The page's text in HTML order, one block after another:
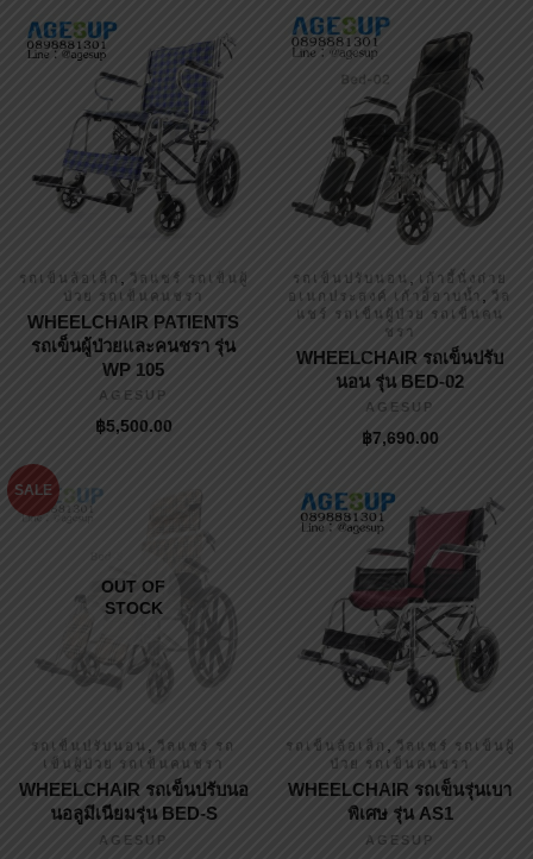
รถเข็นล้อเล็ก
วีลแชร์ รถเข็นผู้
ป่วย รถเข็นคนชรา
WHEELCHAIR PATIENTS
รถเข็นผู้ป่วยและคนชรา รุ่น
WP 105
AGESUP
฿5,500.00
รถเข็นปรับนอน
เก้าอี้นั่งถ่าย
อเนกประสงค์ เก้าอี้อาบน้ำ
วีล
แชร์ รถเข็นผู้ป่วย รถเข็นคน
ชรา
WHEELCHAIR รถเข็นปรับ
นอน รุ่น BED-02
AGESUP
฿7,690.00
SALE
OUT OF
STOCK
รถเข็นปรับนอน , วีลแชร์ รถ
เข็นผู้ป่วย รถเข็นคนชรา
WHEELCHAIR รถเข็นปรับนอ
นอลูมีเนียมรุ่น BED-S
AGESUP
รถเข็นล้อเล็ก , วีลแชร์ รถเข็นผู้
ป่วย รถเข็นคนชรา
WHEELCHAIR รถเข็นรุ่นเบา
พิเศษ รุ่น AS1
AGESUP